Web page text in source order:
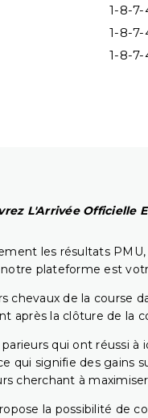
1-8-7-
1-8-7-
1-8-7-
L'Arrivée Officielle
les résultats
notre plateforme est
de la course
après la clôture de la
qui ont réussi
qui signifie des
cherchant à
la possibilité